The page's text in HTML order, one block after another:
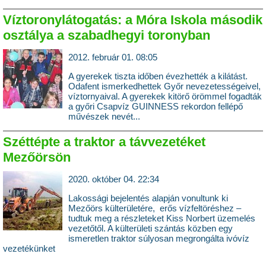
Víztoronylátogatás: a Móra Iskola második
osztálya a szabadhegyi toronyban
2012. február 01. 08:05
A gyerekek tiszta időben évezhették a kilátást.
Odafent ismerkedhettek Győr nevezetességeivel,
víztornyaival. A gyerekek kitörő örömmel fogadták
a győri Csapvíz GUINNESS rekordon fellépő
művészek nevét...
Széttépte a traktor a távvezetéket
Mezőörsön
2020. október 04. 22:34
Lakossági bejelentés alapján vonultunk ki
Mezőörs külterületére, erős vízfeltöréshez –
tudtuk meg a részleteket Kiss Norbert üzemelés
vezetőtől. A külterületi szántás közben egy
ismeretlen traktor súlyosan megrongálta ivóvíz
vezetékünket